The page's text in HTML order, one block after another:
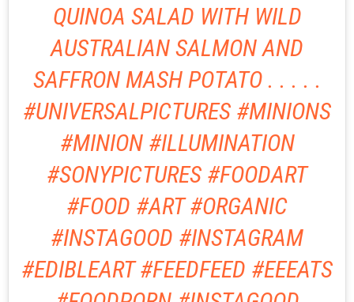
QUINOA SALAD WITH WILD
AUSTRALIAN SALMON AND
SAFFRON MASH POTATO . . . . .
#UNIVERSALPICTURES #MINIONS
#MINION #ILLUMINATION
#SONYPICTURES #FOODART
#FOOD #ART #ORGANIC
#INSTAGOOD #INSTAGRAM
#EDIBLEART #FEEDFEED #EEEATS